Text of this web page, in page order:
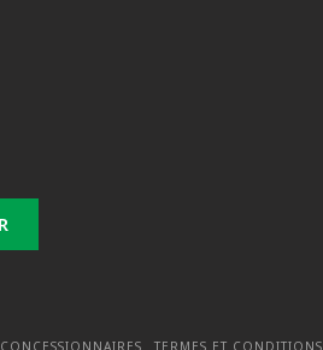
CONCESSIONNAIRES TERMES ET CONDITIONS